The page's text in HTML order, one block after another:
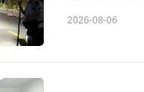
2026-08-06